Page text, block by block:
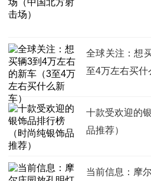
全球关注：想
至4万左右买什
十款受欢迎的
品推荐）
当前信息：摩